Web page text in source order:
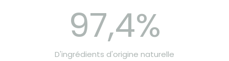
97,4%
D'ingrédients d'origine naturelle